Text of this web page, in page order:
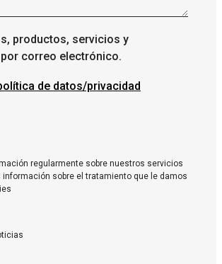
productos, servicios y
correo electrónico.
de datos/privacidad
regularmente sobre nuestros servicios
sobre el tratamiento que le damos